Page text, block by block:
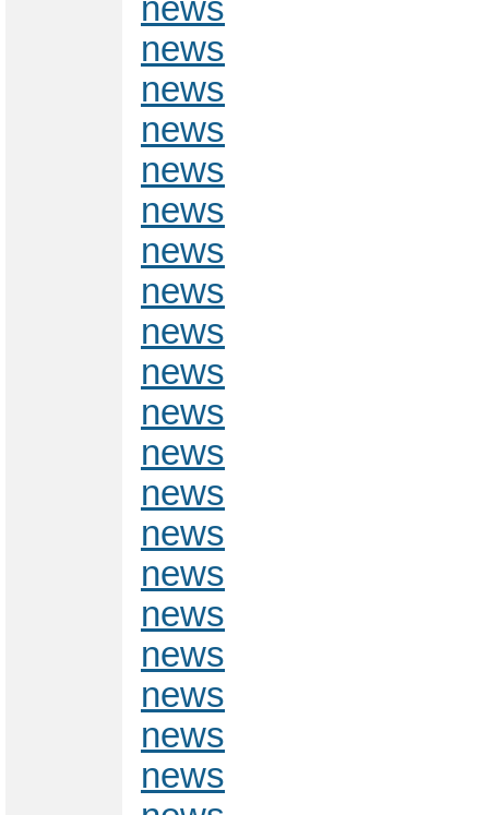
news
news
news
news
news
news
news
news
news
news
news
news
news
news
news
news
news
news
news
news